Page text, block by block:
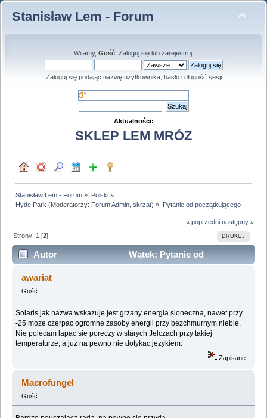
Stanisław Lem - Forum
Witamy, Gość. Zaloguj sięlub zarejestruj.
Zaloguj się podając nazwę użytkownika, hasło i długość sesji
Aktualności:
SKLEP LEM MRÓZ
Stanisław Lem - Forum » Polski»
Hyde Park (Moderatorzy: Forum Admin ,skrzat) » Pytanie od początkującego
« poprzedni następny »
DRUKUJ
Strony: 1 [2]
Autor
Wątek: Pytanie od
początkującego (Przeczytany 58652 razy)
awariat
Gość
Solaris jak nazwa wskazuje jest grzany energia sloneczna, nawet przy
-25 moze czerpac ogromne zasoby energii przy bezchmurnym niebie.
Nie polecam lapac sie poreczy w starych Jelczach przy takiej
temperaturze, a juz na pewno nie dotykac jezykiem.
Zapisane
Macrofungel
Gość